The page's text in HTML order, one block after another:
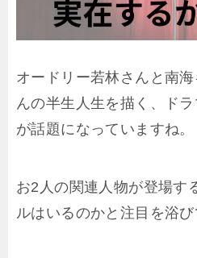
オードリー若林さんと南
んの半生人生を描く、ドラ
が話題になっていますね。
お2人の関連人物が登場す
ルはいるのかと注目を浴び